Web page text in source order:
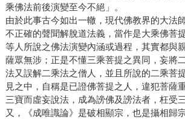
乘佛法前後演變至今不絕」。
由於此事古今如出一轍，現代佛教界的大法
不正確的聲聞解脫道法義，當作是大乘佛菩
等人所說之佛法演變內涵或過程，其實都與
薩眾無涉；正是不懂三乘菩提之異同，妄將
法又誤解二乘法之僧人，並且所說的二乘菩
見之中，自稱是已證佛菩提之人，違犯菩薩
三寶而虛妄說法，成為謗佛及謗法者，枉受三
又，《成唯識論》是破相顯宗，也是攝相歸